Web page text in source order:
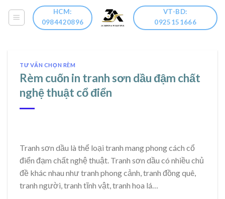
HCM:
0984420896
VT-BD:
0925151666
TƯ VẤN CHỌN RÈM
Rèm cuốn in tranh sơn dầu đậm chất
nghệ thuật cổ điển
Tranh sơn dầu là thể loại tranh mang phong cách cổ
điển đạm chất nghệ thuật. Tranh sơn dầu có nhiều chủ
đề khác nhau như tranh phong cảnh, tranh đồng quê,
tranh người, tranh tĩnh vật, tranh hoa lá…